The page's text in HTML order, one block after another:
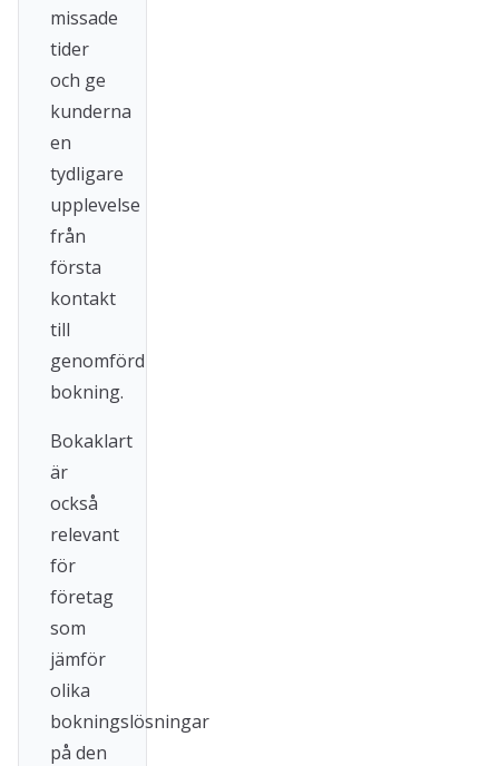
missade
tider
och ge
kunderna
en
tydligare
upplevelse
från
första
kontakt
till
genomförd
bokning.
Bokaklart
är
också
relevant
för
företag
som
jämför
olika
bokningslösningar
på den